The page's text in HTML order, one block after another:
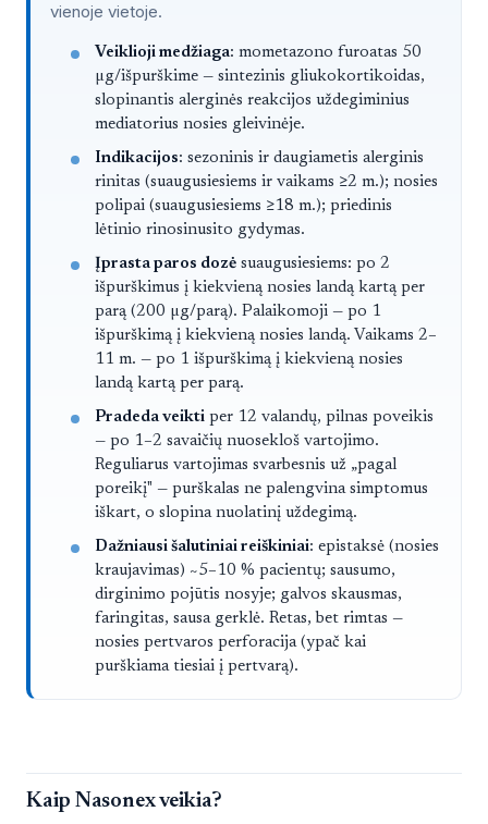
vienoje vietoje.
TrumpaiVeiklioji medžiaga: mometazono furoatas 50
µg/išpurškime — sintezinis gliukokortikoidas,
slopinantis alerginės reakcijos uždegiminius
mediatorius nosies gleivinėje.
Indikacijos: sezoninis ir daugiametis alerginis
rinitas (suaugusiesiems ir vaikams ≥2 m.); nosies
polipai (suaugusiesiems ≥18 m.); priedinis
lėtinio rinosinusito gydymas.
Įprasta paros dozė suaugusiesiems: po 2
išpurškimus į kiekvieną nosies landą kartą per
parą (200 µg/parą). Palaikomoji — po 1
išpurškimą į kiekvieną nosies landą. Vaikams 2–
11 m. — po 1 išpurškimą į kiekvieną nosies
landą kartą per parą.
Pradeda veikti per 12 valandų, pilnas poveikis
— po 1–2 savaičių nuosekloš vartojimo.
Reguliarus vartojimas svarbesnis už „pagal
poreikį" — purškalas ne palengvina simptomus
iškart, o slopina nuolatinį uždegimą.
Dažniausi šalutiniai reiškiniai: epistaksė (nosies
kraujavimas) ~5–10 % pacientų; sausumo,
dirginimo pojūtis nosyje; galvos skausmas,
faringitas, sausa gerklė. Retas, bet rimtas —
nosies pertvaros perforacija (ypač kai
purškiama tiesiai į pertvarą).
Kaip Nasonex veikia?